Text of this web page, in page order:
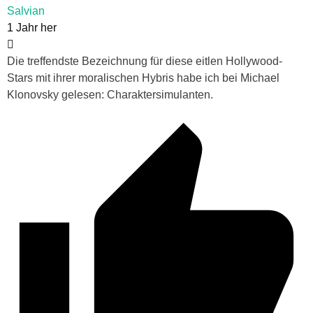
Salvian
1 Jahr her
Die treffendste Bezeichnung für diese eitlen Hollywood-
Stars mit ihrer moralischen Hybris habe ich bei Michael
Klonovsky gelesen: Charaktersimulanten.